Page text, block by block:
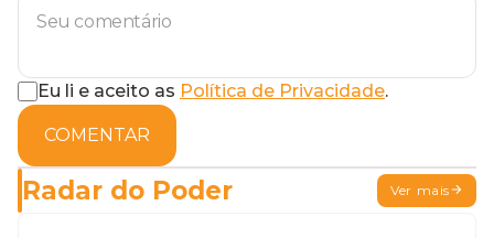
Eu li e aceito as Política de Privacidade.
COMENTAR
Radar do Poder Ver mais